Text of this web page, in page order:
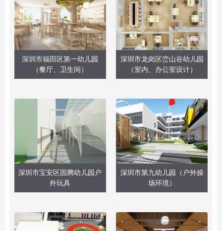
深圳市福田区第一幼儿园
（餐厅、卫生间）
深圳市龙岗区峦山谷幼儿园
（室内、办公室设计）
深圳市宝安区固腾幼儿园户
外玩具
深圳市第九幼儿园（户外操
场环境）